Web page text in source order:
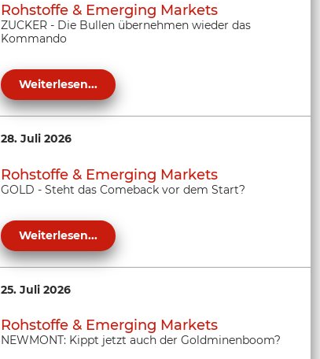
Rohstoffe & Emerging Markets
ZUCKER - Die Bullen übernehmen wieder das
Kommando
Weiterlesen...
28. Juli 2026
Rohstoffe & Emerging Markets
GOLD - Steht das Comeback vor dem Start?
Weiterlesen...
25. Juli 2026
Rohstoffe & Emerging Markets
NEWMONT: Kippt jetzt auch der Goldminenboom?